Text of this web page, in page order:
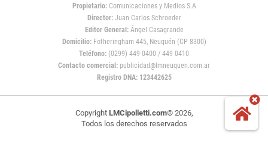
Propietario:Comunicaciones y Medios S.A
Director: Juan Carlos Schroeder
Editor General:Ángel Casagrande
Domicilio:Fotheringham 445, Neuquén (CP 8300)
Teléfono: (0299) 449 0400 / 449 0410
Contacto comercial: publicidad@lmneuquen.com.ar
Registro DNA: 123442625
Copyright LMCipolletti.com© 2026,
Todos los derechos reservados